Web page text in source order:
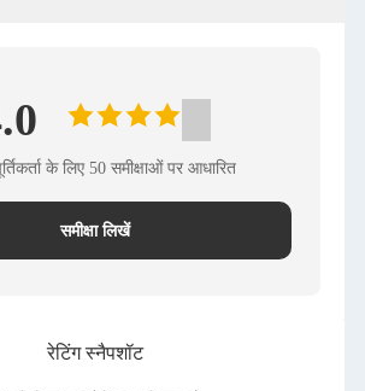
के लिए 50 समीक्षाओं पर आधारित
समीक्षा लिखें
रेटिंग स्नैपशॉट